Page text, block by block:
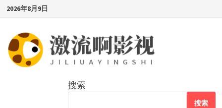
Skip
content
2026年8月9日
搜索
搜索